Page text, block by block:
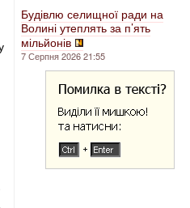
Будівлю селищної ради на
Волині утеплять за п’ять
мільйонів
7 Серпня 2026 21:55